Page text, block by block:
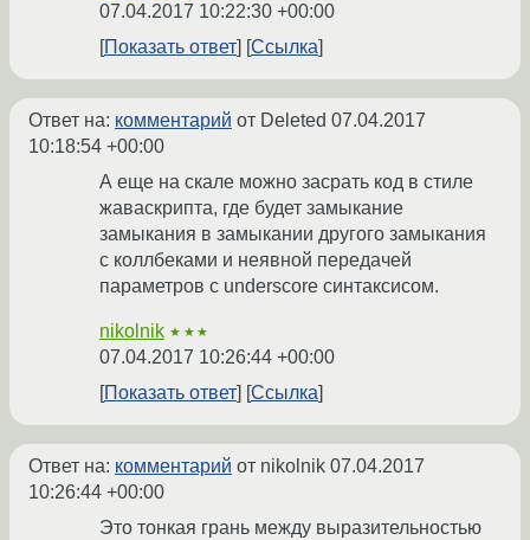
07.04.2017 10:22:30 +00:00
Показать ответ
Ссылка
Ответ на: комментарий от Deleted 07.04.2017
10:18:54 +00:00
А еще на скале можно засрать код в стиле
жаваскрипта, где будет замыкание
замыкания в замыкании другого замыкания
с коллбеками и неявной передачей
параметров с underscore синтаксисом.
nikolnik ★★★
07.04.2017 10:26:44 +00:00
Показать ответ
Ссылка
Ответ на: комментарий от nikolnik 07.04.2017
10:26:44 +00:00
Это тонкая грань между выразительностью